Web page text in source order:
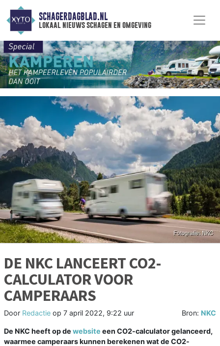
SCHAGERDAGBLAD.NL
lokaal nieuws schagen en omgeving
DE NKC LANCEERT CO2-
CALCULATOR VOOR
CAMPERAARS
Door Redactie op 7 april 2022, 9:22 uur Bron: NKC
De NKC heeft op de website een CO2-calculator gelanceerd,
waarmee camperaars kunnen berekenen wat de CO2-